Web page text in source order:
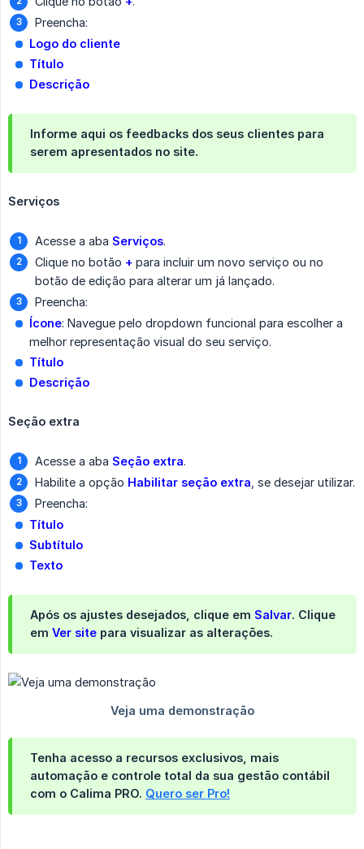
Preencha:
Logo do cliente
Título
Descrição
Informe aqui os feedbacks dos seus clientes para
serem apresentados no site.
Serviços
Acesse a aba Serviços.
Clique no botão + para incluir um novo serviço ou no
botão de edição para alterar um já lançado.
Preencha:
Ícone: Navegue pelo dropdown funcional para escolher a
melhor representação visual do seu serviço.
Título
Descrição
Seção extra
Acesse a aba Seção extra.
Habilite a opção Habilitar seção extra , se desejar utilizar.
Preencha:
Título
Subtítulo
Texto
Após os ajustes desejados, clique em Salvar. Clique
em Ver site para visualizar as alterações.
Tenha acesso a recursos exclusivos, mais
automação e controle total da sua gestão contábil
com o Calima PRO. Quero ser Pro!